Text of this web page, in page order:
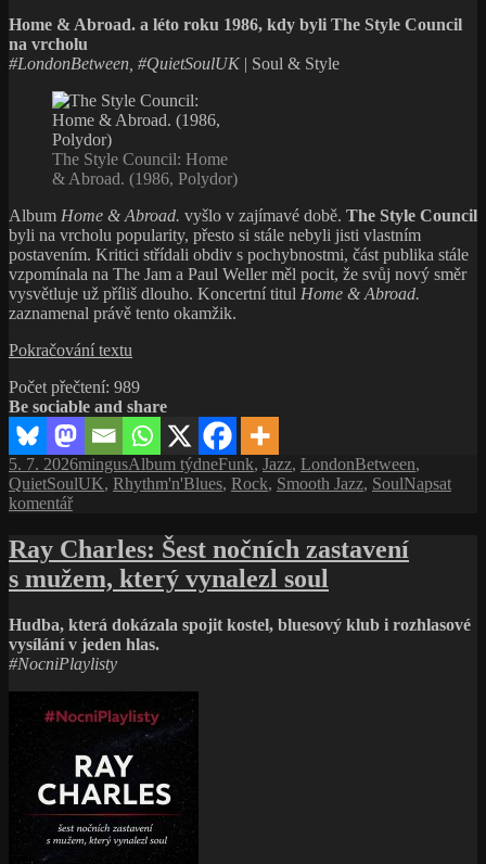
Clive
Home & Abroad. a léto roku 1986, kdy byli The Style Council
na vrcholu
#LondonBetween, #QuietSoulUK | Soul & Style
The Style Council: Home
& Abroad. (1986, Polydor)
Album Home & Abroad. vyšlo v zajímavé době. The Style Council
byli na vrcholu popularity, přesto si stále nebyli jisti vlastním
postavením. Kritici střídali obdiv s pochybnostmi, část publika stále
vzpomínala na The Jam a Paul Weller měl pocit, že svůj nový směr
vysvětluje už příliš dlouho. Koncertní titul Home & Abroad.
zaznamenal právě tento okamžik.
Pokračování textu
Paul
Weller
je
slavný,
úspěšný
a přesto
nikdo
pořádně
nerozumí
Počet přečtení: 989
Be sociable and share
Publikováno:
5. 7. 2026Autor:
mingusRubriky:
Album týdneŠtítky:
Funk, Jazz, LondonBetween,
QuietSoulUK, Rhythm'n'Blues, Rock, Smooth Jazz, SoulNapsat
komentářpro
s
názvem
Rok
Paul
Weller
je
slavný,
úspěšný
a přesto
pořád
nikdo
pořádně
nerozumí
Ray Charles: Šest nočních zastavení
s mužem, který vynalezl soul
Hudba, která dokázala spojit kostel, bluesový klub i rozhlasové
vysílání v jeden hlas.
#NocniPlaylisty